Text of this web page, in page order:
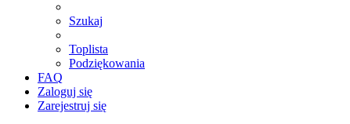
Szukaj
Toplista
Podziękowania
FAQ
Zaloguj się
Zarejestruj się